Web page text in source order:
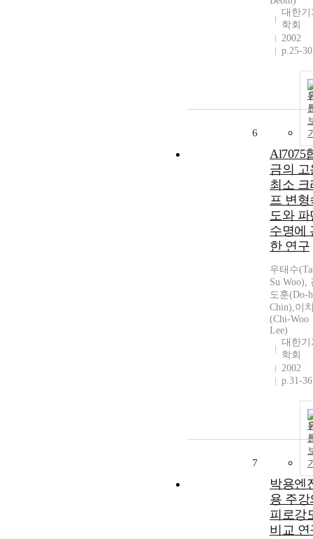
대한기
학회
2002
p.25-30
6
Al7075
금의 고
최소 크
프 변형
도와 파
수명에
한 연구
우태수
Su Woo),
도훈(Do-
Chin),이
(Chi-Woo
Lee)
대한기
학회
2002
p.31-36
7
박용엔
용 주강
피로강
비교 연